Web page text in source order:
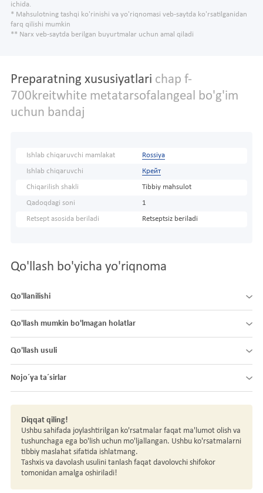
ichida.
* Mahsulotning tashqi ko'rinishi va yo'riqnomasi veb-saytda ko'rsatilganidan
farq qilishi mumkin
** Narx veb-saytda berilgan buyurtmalar uchun amal qiladi
Preparatning xususiyatlari chap f-
700kreitwhite metatarsofalangeal bo'g'im
uchun bandaj
Ishlab chiqaruvchi mamlakat Rossiya
Ishlab chiqaruvchi Крейт
Chiqarilish shakli Tibbiy mahsulot
Qadoqdagi soni 1
Retsept asosida beriladi Retseptsiz beriladi
Qo'llash bo'yicha yo'riqnoma
Qo'llanilishi
Qo'llash mumkin bo'lmagan holatlar
Qo'llash usuli
Nojo´ya ta´sirlar
Diqqat qiling!
Ushbu sahifada joylashtirilgan ko'rsatmalar faqat ma'lumot olish va
tushunchaga ega bo'lish uchun mo'ljallangan. Ushbu ko'rsatmalarni
tibbiy maslahat sifatida ishlatmang.
Tashxis va davolash usulini tanlash faqat davolovchi shifokor
tomonidan amalga oshiriladi!